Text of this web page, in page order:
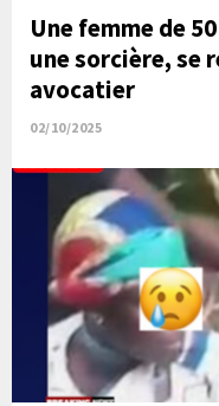
Une femme de
une sorcière, se
avocatier
02/10/2025